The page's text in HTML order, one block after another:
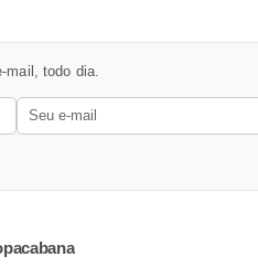
mail, todo dia.